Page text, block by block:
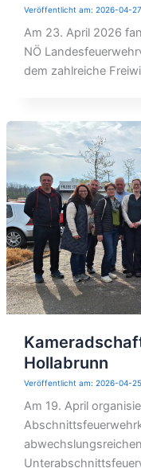
2026-04-27
Am 23. April 2026
NÖ
dem zahlreiche
Hollabrunn
2026-04-25
Am 19. April